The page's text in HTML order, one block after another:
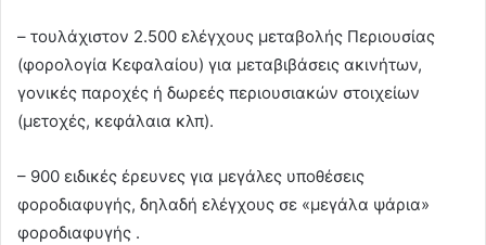
– τουλάχιστον 2.500 ελέγχους μεταβολής Περιουσίας
(φορολογία Κεφαλαίου) για μεταβιβάσεις ακινήτων,
γονικές παροχές ή δωρεές περιουσιακών στοιχείων
(μετοχές, κεφάλαια κλπ).
– 900 ειδικές έρευνες για μεγάλες υποθέσεις
φοροδιαφυγής, δηλαδή ελέγχους σε «μεγάλα ψάρια»
φοροδιαφυγής .